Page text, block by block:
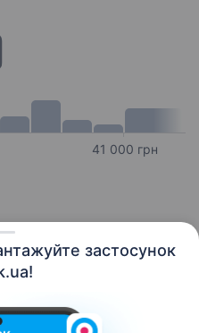
застосунок
41 000 грн